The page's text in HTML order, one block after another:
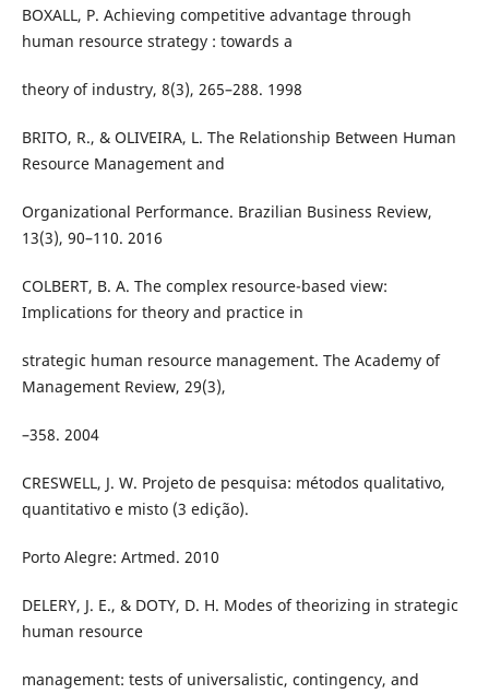
BOXALL, P. Achieving competitive advantage through
human resource strategy : towards a
theory of industry, 8(3), 265–288. 1998
BRITO, R., & OLIVEIRA, L. The Relationship Between Human
Resource Management and
Organizational Performance. Brazilian Business Review,
13(3), 90–110. 2016
COLBERT, B. A. The complex resource-based view:
Implications for theory and practice in
strategic human resource management. The Academy of
Management Review, 29(3),
–358. 2004
CRESWELL, J. W. Projeto de pesquisa: métodos qualitativo,
quantitativo e misto (3 edição).
Porto Alegre: Artmed. 2010
DELERY, J. E., & DOTY, D. H. Modes of theorizing in strategic
human resource
management: tests of universalistic, contingency, and